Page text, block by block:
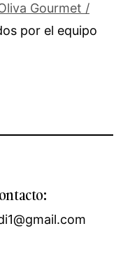
Gourmet /
por el equipo